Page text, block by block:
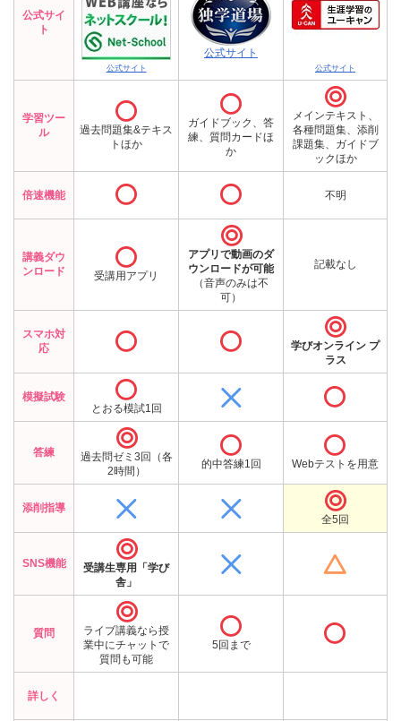
公式サイ
ト
公式サイト
公式サイト
公式サイト
学習ツー
ル

過去問題集&テキス
トほか

ガイドブック、答
練、質問カードほ
か

メインテキスト、
各種問題集、添削
課題集、ガイドブ
ックほか
倍速機能   不明
講義ダウ
ンロード

受講用アプリ

アプリで動画のダ
ウンロードが可能
（音声のみは不
可）
記載なし
スマホ対
応
 

学びオンライン プ
ラス
模擬試験 
とおる模試1回
 
答練

過去問ゼミ3回（各
2時間）

的中答練1回

Webテストを用意
添削指導   
全5回
SNS機能

受講生専用「学び
舎」
 
質問

ライブ講義なら授
業中にチャットで
質問も可能

5回まで 
詳しく